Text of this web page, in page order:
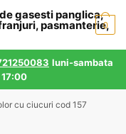
0
luni-sambata
17:00
cu ciucuri cod 157